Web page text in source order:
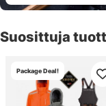
Suosittuja
Package Deal!